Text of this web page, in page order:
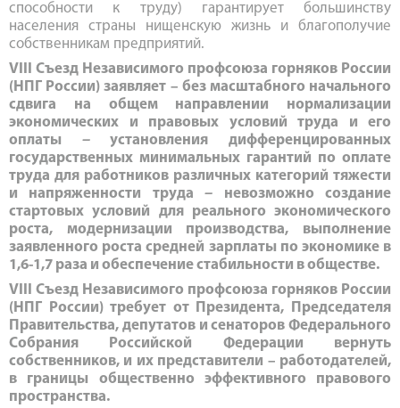
способности к труду) гарантирует большинству
населения страны нищенскую жизнь и благополучие
собственникам предприятий.
VIII Съезд Независимого профсоюза горняков России
(НПГ России) заявляет – без масштабного начального
сдвига на общем направлении нормализации
экономических и правовых условий труда и его
оплаты –установления дифференцированных
государственных минимальных гарантий по оплате
труда для работников различных категорий тяжести
и напряженности труда– невозможно создание
стартовых условий для реального экономического
роста, модернизации производства, выполнение
заявленного роста средней зарплаты по экономике в
1,6-1,7 раза и обеспечение стабильности в обществе.
VIII Съезд Независимого профсоюза горняков России
(НПГ России) требует от Президента, Председателя
Правительства, депутатов и сенаторов Федерального
Собрания Российской Федерации вернуть
собственников, и их представители – работодателей,
в границы общественно эффективного правового
пространства.